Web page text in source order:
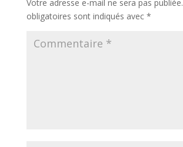
Votre adresse e-mail ne sera pas publiée.
obligatoires sont indiqués avec *